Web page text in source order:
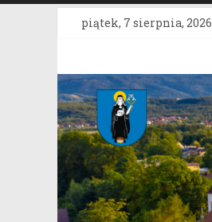
Przejdź
piątek, 7 sierpnia, 2026
Gmina
Stary
Sącz
Portal
samorządowy